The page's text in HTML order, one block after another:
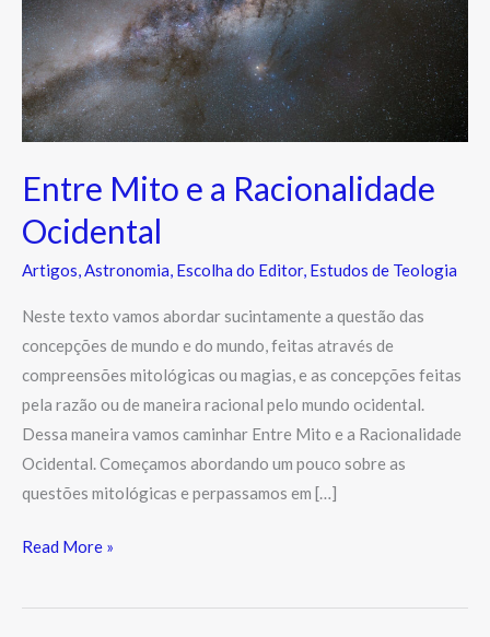
Entre Mito e a Racionalidade
Ocidental
Artigos,Astronomia, Escolha do Editor, Estudos de Teologia
Neste texto vamos abordar sucintamente a questão das
concepções de mundo e do mundo, feitas através de
compreensões mitológicas ou magias, e as concepções feitas
pela razão ou de maneira racional pelo mundo ocidental.
Dessa maneira vamos caminhar Entre Mito e a Racionalidade
Ocidental. Começamos abordando um pouco sobre as
questões mitológicas e perpassamos em […]
Ocidental
Read More »